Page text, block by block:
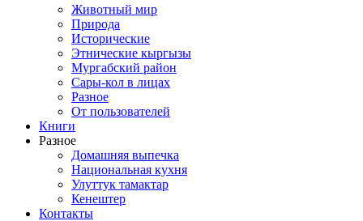
Животный мир
Природа
Исторические
Этнические кыргызы
Мургабский район
Сары-кол в лицах
Разное
От пользователей
Книги
Разное
Домашняя выпечка
Национальная кухня
Улуттук тамактар
Кенештер
Контакты